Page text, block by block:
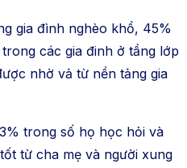
gia đình nghèo khổ, 45%
các gia đinh ở tầng lớp
nhờ vả từ nền tảng gia
trong số họ học hỏi và
từ cha mẹ và người xung